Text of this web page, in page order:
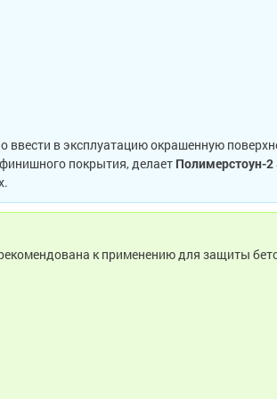
в эксплуатацию окрашенную
покрытия, делает Полимерстоун-
к применению для защиты